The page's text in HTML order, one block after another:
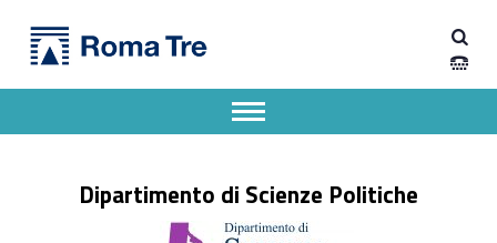
ELEONORA OPPO insegnamenti - Dipartimento di Scienze Politiche
Dipartimento di Scienze Politiche
Apri il menu secondario
Header info sidebar